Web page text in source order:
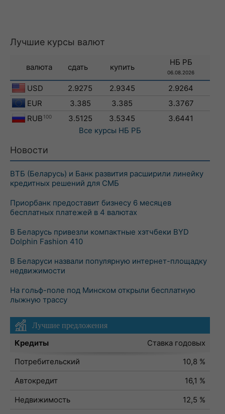
Лучшие курсы валют
валюта сдать купить
НБ РБ
06.08.2026
USD 2.9275 2.9345
2.9264
EUR
3.385 3.385
3.3767
RUB 100 3.5125 3.5345
3.6441
Все курсы НБ РБ
Новости
ВТБ (Беларусь) и Банк развития расширили линейку
кредитных решений для СМБ
Приорбанк предоставит бизнесу 6 месяцев
бесплатных платежей в 4 валютах
В Беларусь привезли компактные хэтчбеки BYD
Dolphin Fashion 410
В Беларуси назвали популярную интернет-площадку
недвижимости
На гольф-поле под Минском открыли бесплатную
лыжную трассу
Лучшие предложения
Кредиты
Ставка годовых
Потребительский
10,8 %
Автокредит
16,1 %
Недвижимость
12,5 %